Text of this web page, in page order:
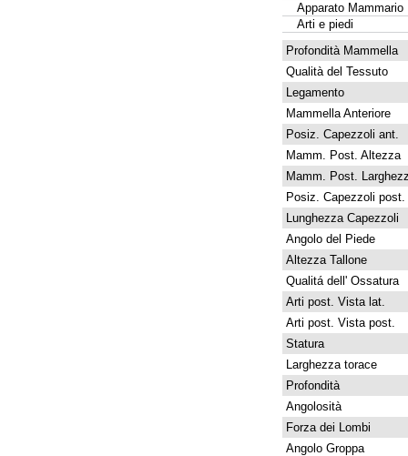
Apparato Mammario
Arti e piedi
Profondità Mammella
Qualità del Tessuto
Legamento
Mammella Anteriore
Posiz. Capezzoli ant.
Mamm. Post. Altezza
Mamm. Post.
Posiz. Capezzoli post.
Lunghezza Capezzoli
Angolo del Piede
Altezza Tallone
Qualitá dell' Ossatura
Arti post. Vista lat.
Arti post. Vista post.
Statura
Larghezza torace
Profondità
Angolosità
Forza dei Lombi
Angolo Groppa